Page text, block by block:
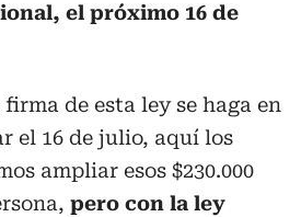
el próximo 16 de
de esta ley se haga en
el 16 de julio, aquí los
ampliar esos $230.000
pero con la ley